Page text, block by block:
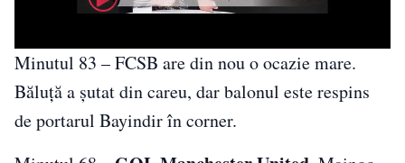
Minutul 83 – FCSB are din nou o ocazie mare.
Băluță a șutat din careu, dar balonul este respins
de portarul Bayindir în corner.